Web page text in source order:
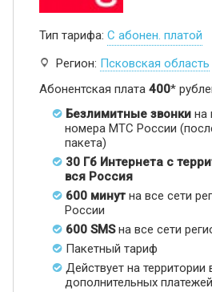
Тип тарифа: С абонен. платой
Регион: Псковская область
Абонентская плата 400*
Безлимитные звонки на
номера МТС России
пакета)
30 Гб Интернета с
вся Россия
600 минут на все сети
России
600 SMSна все сети
Пакетный тариф
Действует на территории
дополнительных платежей